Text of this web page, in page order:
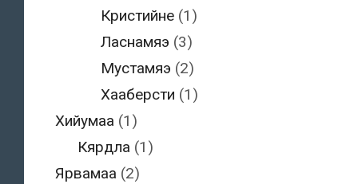
Кристийне(1)
Ласнамяэ (3)
Мустамяэ (2)
Хааберсти (1)
Хийумаа (1)
Кярдла (1)
Ярвамаа (2)